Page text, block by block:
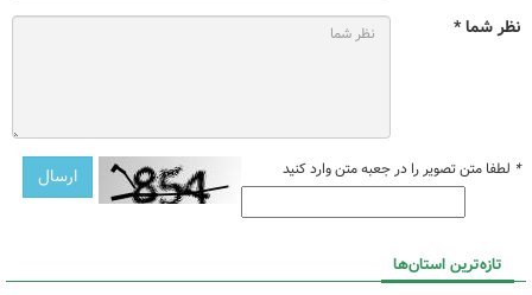
نظر شما *
* لطفا متن تصویر را در جعبه متن وارد کنید
تازه‌ترین استان‌ها